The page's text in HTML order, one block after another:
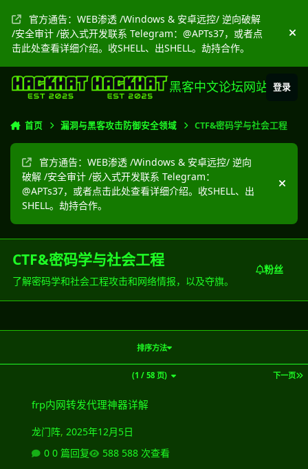
官方通告：WEB渗透 /Windows & 安卓远控/ 逆向破解
/安全审计 /嵌入式开发联系 Telegram：@APTs37，或者点
击此处查看详细介绍。收SHELL、出SHELL。劫持合作。
隐
黑客中文论坛网站 登录
首页 漏洞与黑客攻击防御安全领域 CTF&密码学与社会工程
官方通告：WEB渗透 /Windows & 安卓远控/ 逆向
破解 /安全审计 /嵌入式开发联系 Telegram：
@APTs37，或者点击此处查看详细介绍。收SHELL、出
SHELL。劫持合作。
隐藏
CTF&密码学与社会工程
了解密码学和社会工程攻击和网络情报，以及夺旗。
粉丝
下一页
(1 / 58 页)
排序方法
frp内网转发代理神器详解
龙门阵,2025年12月5日
0 篇回复
588 次查看